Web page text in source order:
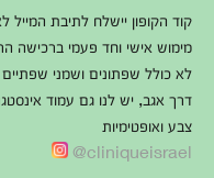
קוד הקופון יישלח לתיבת
מימוש אישי וחד פעמי ברכישה
לא כולל שפתונים ושמני שפתיים Black/Pink/Nude Honey
דרך אגב, יש לנו גם עמוד
צבע ואופטימיות
cliniqueisrael@